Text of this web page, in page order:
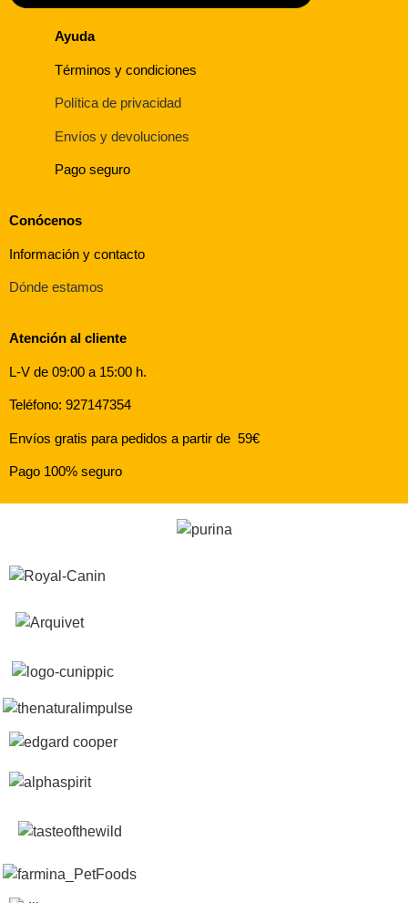
Ayuda
Términos y condiciones
Política de privacidad
Envíos y devoluciones
Pago seguro
Conócenos
Información y contacto
Dónde estamos
Atención al cliente
L-V de 09:00 a 15:00 h.
Teléfono: 927147354
Envíos gratis para pedidos a partir de 59€
Pago 100% seguro